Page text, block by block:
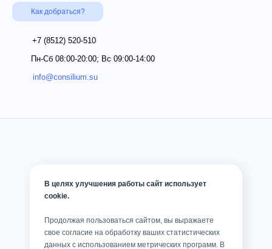
Как добраться?
+7 (8512) 520-510
Пн-Сб 08:00-20:00; Вс 09:00-14:00
info@consilium.su
В целях улучшения работы сайт использует
cookie.
Продолжая пользоваться сайтом, вы выражаете
свое согласие на обработку ваших статистических
данных с использованием метрических программ. В